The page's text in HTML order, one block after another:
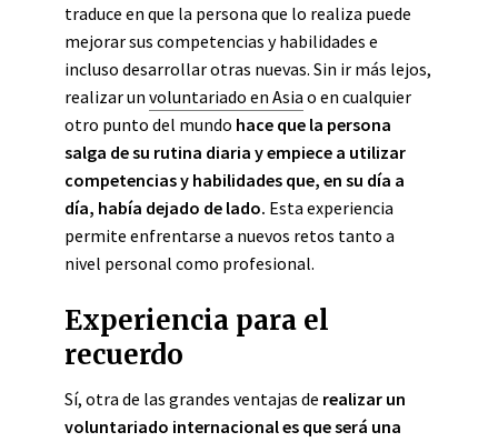
traduce en que la persona que lo realiza puede
mejorar sus competencias y habilidades e
incluso desarrollar otras nuevas. Sin ir más lejos,
realizar un voluntariado en Asia o en cualquier
otro punto del mundo hace que la persona
salga de su rutina diaria y empiece a utilizar
competencias y habilidades que, en su día a
día, había dejado de lado. Esta experiencia
permite enfrentarse a nuevos retos tanto a
nivel personal como profesional.
Experiencia para el
recuerdo
Sí, otra de las grandes ventajas de realizar un
voluntariado internacional es que será una